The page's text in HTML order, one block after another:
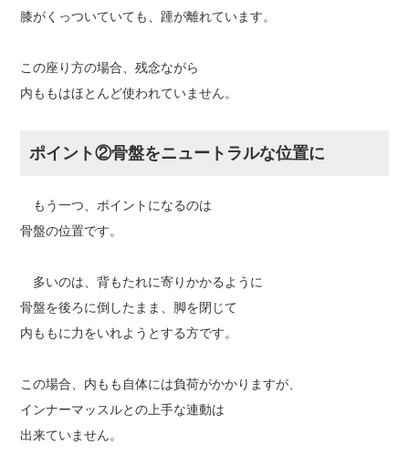
膝がくっついていても、踵が離れています。
この座り方の場合、残念ながら
内ももはほとんど使われていません。
ポイント②骨盤をニュートラルな位置に
もう一つ、ポイントになるのは
骨盤の位置です。
多いのは、背もたれに寄りかかるように
骨盤を後ろに倒したまま、脚を閉じて
内ももに力をいれようとする方です。
この場合、内もも自体には負荷がかかりますが、
インナーマッスルとの上手な連動は
出来ていません。